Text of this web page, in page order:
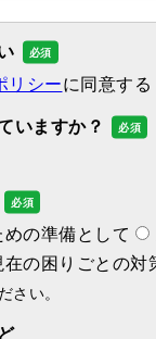
リシーに同意する
いますか？
の準備として
在の困りごとの対
さい。